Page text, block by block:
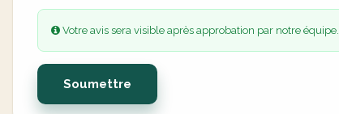
Votre avis sera visible après approbation par notre équipe.
Soumettre